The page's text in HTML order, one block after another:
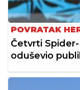
POVRATAK
Četvrti
oduševio